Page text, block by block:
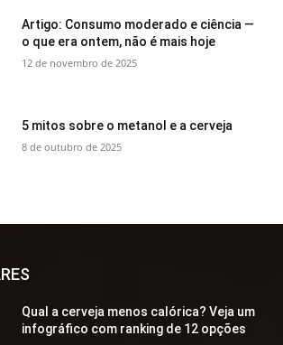
Artigo: Consumo moderado e ciência —
o que era ontem, não é mais hoje
12 de novembro de 2025
5 mitos sobre o metanol e a cerveja
8 de outubro de 2025
Qual a cerveja menos calórica? Veja um
infográfico com ranking de 12 opções